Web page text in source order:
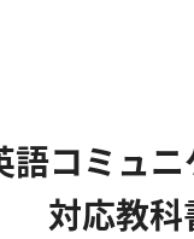
語コミュ
対応教科